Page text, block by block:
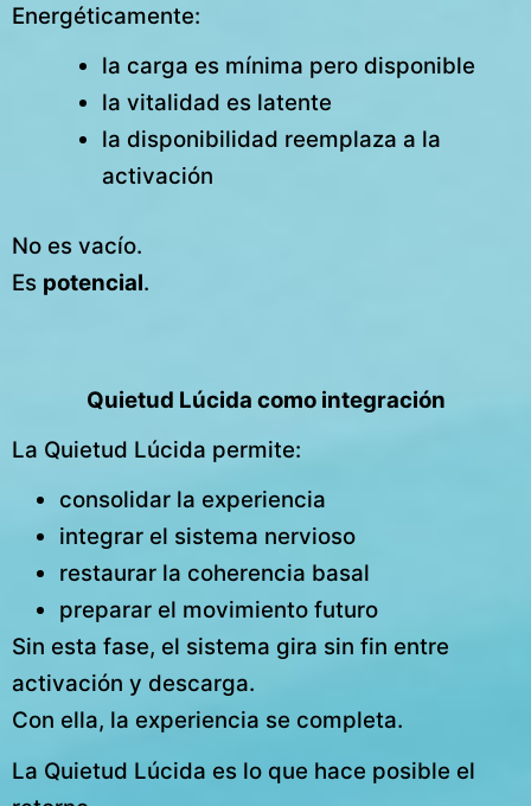
Energéticamente:
la carga es mínima pero disponible
la vitalidad es latente
la disponibilidad reemplaza a la
activación
No es vacío.
Es potencial.
Quietud Lúcida como integración
La Quietud Lúcida permite:
consolidar la experiencia
integrar el sistema nervioso
restaurar la coherencia basal
preparar el movimiento futuro
Sin esta fase, el sistema gira sin fin entre
activación y descarga.
Con ella, la experiencia se completa.
La Quietud Lúcida es lo que hace posible el